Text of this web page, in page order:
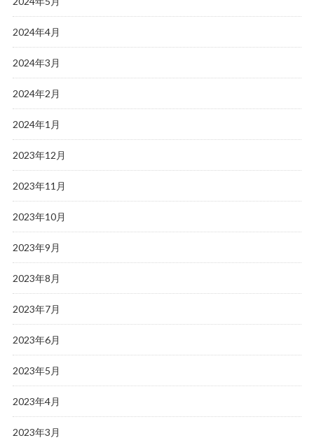
2024年4月
2024年3月
2024年2月
2024年1月
2023年12月
2023年11月
2023年10月
2023年9月
2023年8月
2023年7月
2023年6月
2023年5月
2023年4月
2023年3月